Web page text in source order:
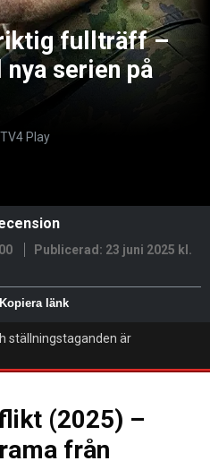
riktig fullträff –
serien på
TV4 Play
Publicerad: 23 juni 2025 kl.
Kopiera länk
ställningstaganden är
(2025) –
från